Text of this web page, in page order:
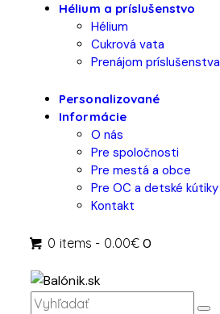
Hélium a príslušenstvo
Hélium
Cukrová vata
Prenájom príslušenstva
Personalizované
Informácie
O nás
Pre spoločnosti
Pre mestá a obce
Pre OC a detské kútiky
Kontakt
0 items - 0.00€ 0